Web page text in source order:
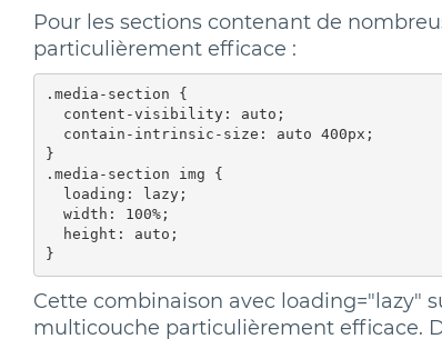
Pour les sections contenant de
particulièrement efficace :
.media-section {
  content-visibility: auto;
  contain-intrinsic-size: auto 400px;
}
.media-section img {
  loading: lazy;
  width: 100%;
  height: auto;
Cette combinaison avec loading="lazy"
multicouche particulièrement efficace.